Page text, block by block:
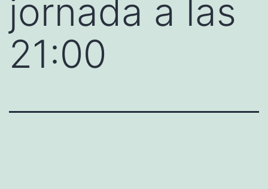
jornada a las
21:00